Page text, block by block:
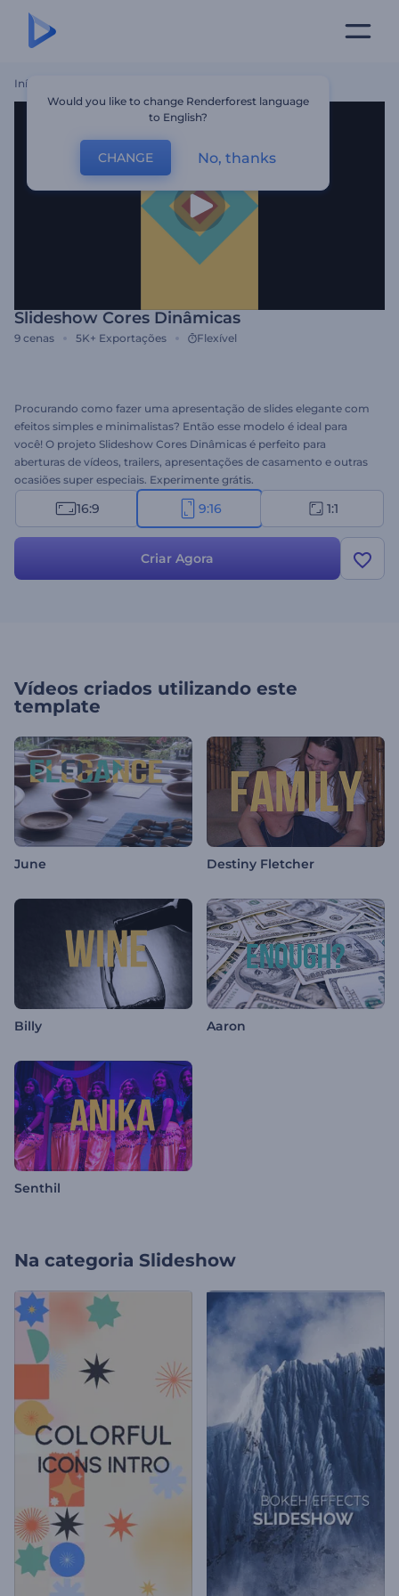
Início
Slideshow Cores Dinâmicas
9 cenas 5K+ Exportações Flexível
Procurando como fazer uma apresentação de slides elegante com
efeitos simples e minimalistas? Então esse modelo é ideal para
você! O projeto Slideshow Cores Dinâmicas é perfeito para
aberturas de vídeos, trailers, apresentações de casamento e outras
ocasiões super especiais. Experimente grátis.
16:9 9:16 1:1
Criar Agora
Vídeos criados utilizando este
template
June Destiny Fletcher
Billy Aaron
Senthil
Na categoria Slideshow
Would you like to change Renderforest language
to English?
CHANGE No, thanks